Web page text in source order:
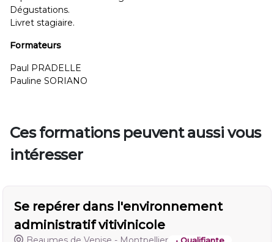
Dégustations.
Livret stagiaire.
Formateurs
Paul PRADELLE
Pauline SORIANO
Ces formations peuvent aussi vous
intéresser
Se repérer dans l'environnement
administratif vitivinicole